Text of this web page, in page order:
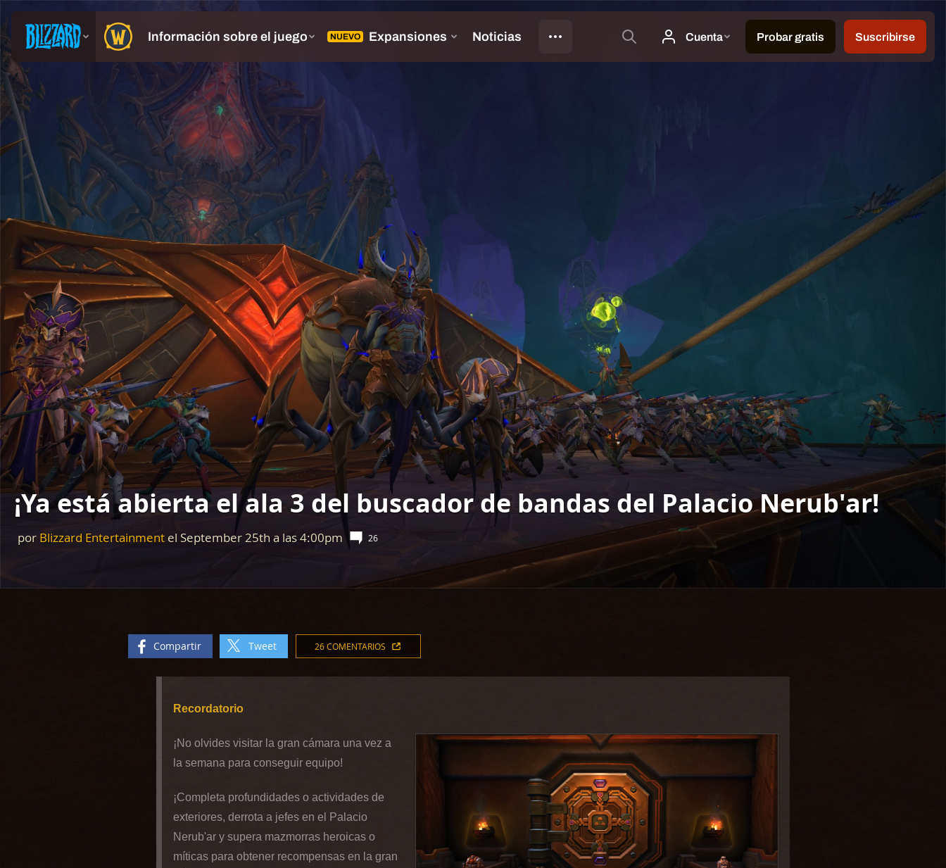
¡Ya está abierta el ala 3 del buscador de bandas del Palacio Nerub'ar!
por Blizzard Entertainment el September 25th a las4:00pm 26
Compartir Tweet 26 COMENTARIOS
Recordatorio
¡No olvides visitar la gran cámara una vez a
la semana para conseguir equipo!
¡Completa profundidades o actividades de
exteriores, derrota a jefes en el Palacio
Nerub'ar y supera mazmorras heroicas o
míticas para obtener recompensas en la gran